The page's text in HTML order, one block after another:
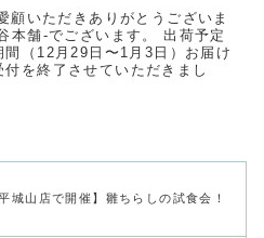
顧いただきありがとうございま
本舗-でございます。 出荷予定
（12月29日〜1月3日）お届け
を終了させていただきまし
城山店で開催】雛ちらしの試食会！